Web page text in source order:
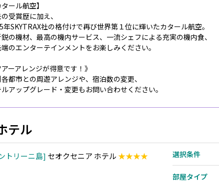
ール航空】
受賞歴に加え、
年SKYTRAX社の格付けで再び世界第１位に輝いたカタール航空。
の機材、最高の機内サービス、一流シェフによる充実の機内食、
のエンターテインメントをお楽しみください。
ーアレンジが得意です！》
都市との周遊アレンジや、宿泊数の変更、
アップグレード・変更もお問い合わせください。
テル
トリーニ島 セオクセニア ホテル ★★★★ 選択条件
部屋タイプ